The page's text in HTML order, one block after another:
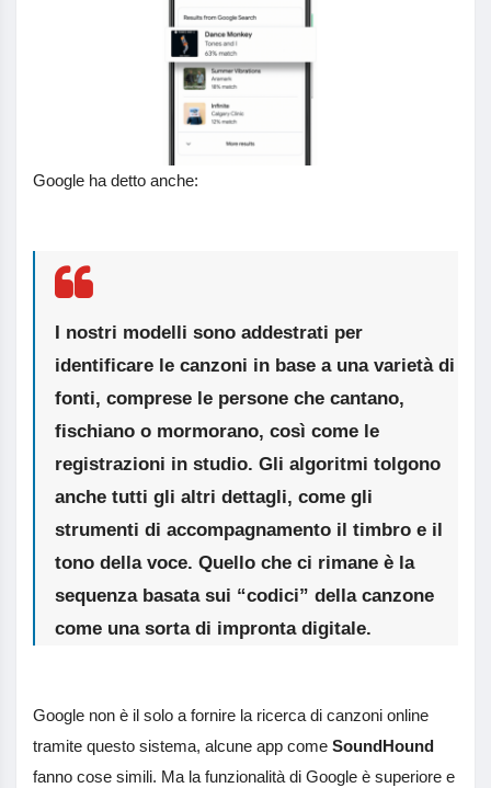
Google ha detto anche:
I nostri modelli sono addestrati per
identificare le canzoni in base a una varietà di
fonti, comprese le persone che cantano,
fischiano o mormorano, così come le
registrazioni in studio. Gli algoritmi tolgono
anche tutti gli altri dettagli, come gli
strumenti di accompagnamento il timbro e il
tono della voce. Quello che ci rimane è la
sequenza basata sui “codici” della canzone
come una sorta di impronta digitale.
Google non è il solo a fornire la ricerca di canzoni online
tramite questo sistema, alcune app come SoundHound
fanno cose simili. Ma la funzionalità di Google è superiore e